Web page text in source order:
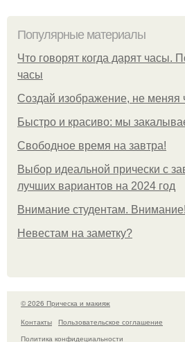
Популярные материалы
Что говорят когда дарят часы.
часы
Создай изображение, не меняя
Быстро и красиво: мы
Свободное время на завтра!
Выбор идеальной прически с
лучших вариантов на 2024 год
Внимание студентам. Внимание!
Невестам на заметку?
© 2026 Прическа и макияж
Контакты
Пользовательское соглашение
Политика конфидециальности